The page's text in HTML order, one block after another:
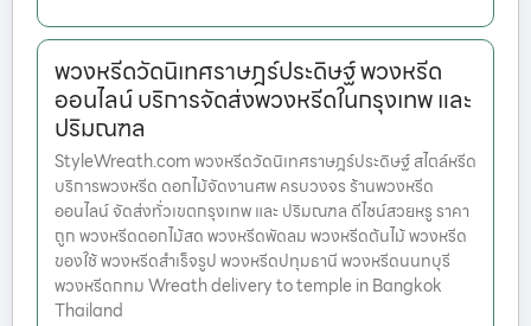
พวงหรีดวัดนิเทศราษฎร์ประดิษฐ์ พวงหรีด
ออนไลน์ บริการจัดส่งพวงหรีดในกรุงเทพ และ
ปริมณฑล
StyleWreath.com พวงหรีดวัดนิเทศราษฎร์ประดิษฐ์ สไตล์หรีด
บริการพวงหรีด ดอกไม้จัดงานศพ ครบวงจร ร้านพวงหรีด
ออนไลน์ จัดส่งทั่วเขตกรุงเทพ และ ปริมณฑล ดีไซน์สวยหรู ราคา
ถูก พวงหรีดดอกไม้สด พวงหรีดพัดลม พวงหรีดต้นไม้ พวงหรีด
ของใช้ พวงหรีดสำเร็จรูป พวงหรีดปทุมธานี พวงหรีดนนทบุรี
พวงหรีดกทม Wreath delivery to temple in Bangkok
Thailand